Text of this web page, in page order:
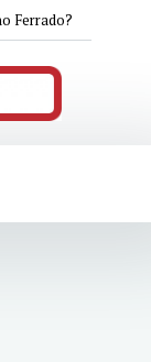
Ferrado?